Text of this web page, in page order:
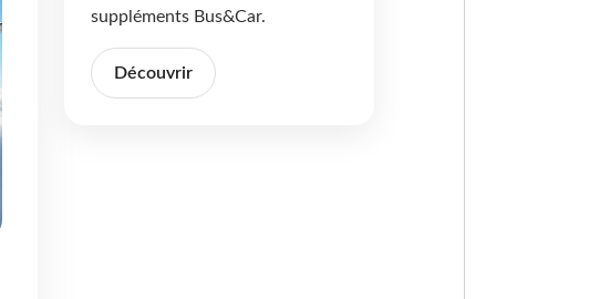
suppléments Bus&Car.
Découvrir